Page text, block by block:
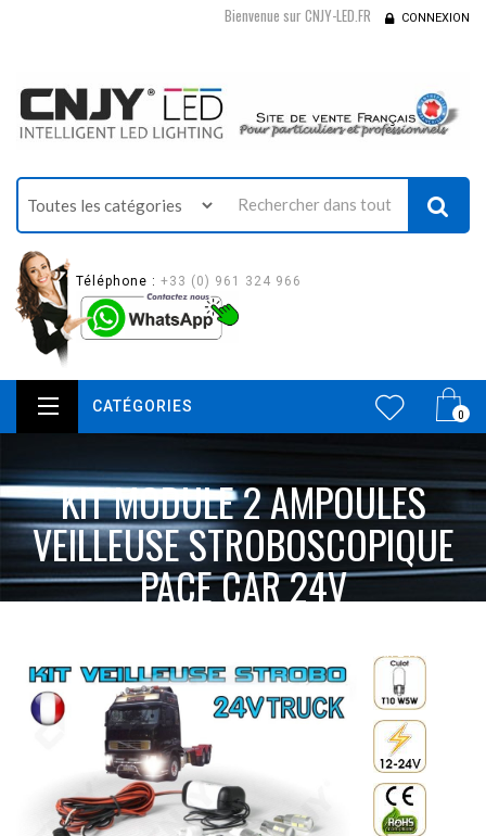
Bienvenue sur CNJY-LED.FR CONNEXION
Téléphone : +33 (0) 961 324 966
0
CATÉGORIES
KIT MODULE 2 AMPOULES
VEILLEUSE STROBOSCOPIQUE
PACE CAR 24V